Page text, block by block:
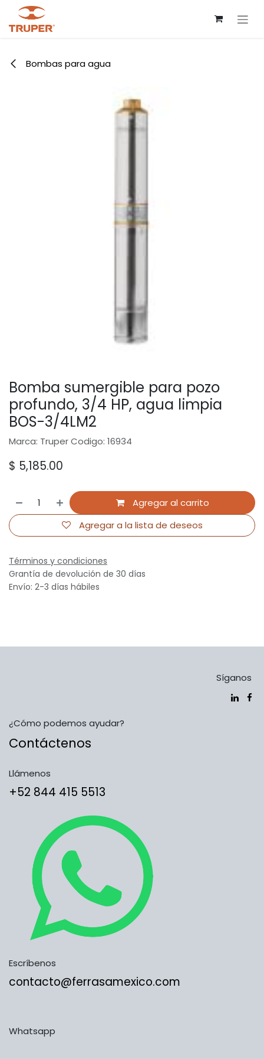
Ir al contenido
Bombas para agua
Bomba sumergible para pozo
profundo, 3/4 HP, agua limpia
BOS-3/4LM2
Marca: Truper Codigo: 16934
$ 5,185.00
Agregar al carrito
Agregar a la lista de deseos
Términos y condiciones
Grantía de devolución de 30 días
Envío: 2-3 días hábiles
Síganos
¿Cómo podemos ayudar?
Contáctenos
Llámenos
​​​​​​​​​​​​+5​2​ ​8​4​4​ ​4​1​5​ 5​5​1​3​​​​​​​​​​​​​​
Escríbenos
contacto@ferrasamexico.com
Whatsapp